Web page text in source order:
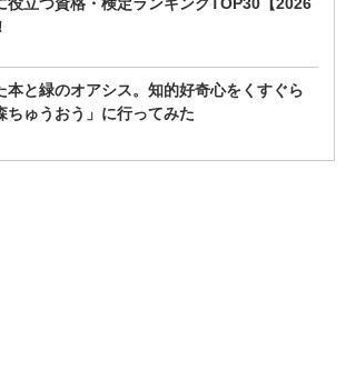
役立つ資格・検定ランキングTOP30【2026
本と緑のオアシス。知的好奇心をくすぐら
ちゅうおう」に行ってみた